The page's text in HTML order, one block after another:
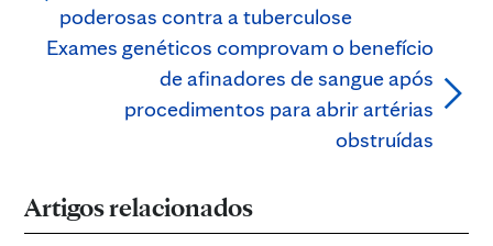
poderosas contra a tuberculose
Exames genéticos comprovam o benefício
de afinadores de sangue após
procedimentos para abrir artérias
obstruídas
Artigos relacionados